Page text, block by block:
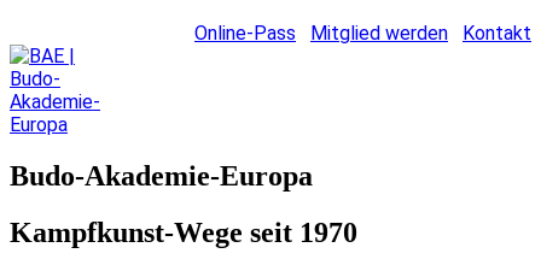
Online-Pass Mitglied werden Kontakt
Budo-Akademie-Europa
Kampfkunst-Wege seit 1970